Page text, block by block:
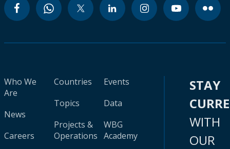
Who We
Are
News
Careers
Countries
Topics
Projects &
Operations
Events
Data
WBG
Academy
STAY
WITH
OUR